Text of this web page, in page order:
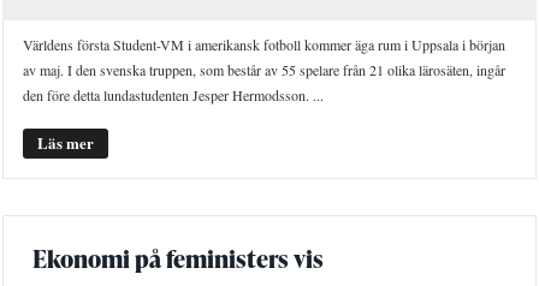
Världens första Student-VM i amerikansk fotboll kommer äga rum i Uppsala i början
av maj. I den svenska truppen, som består av 55 spelare från 21 olika lärosäten, ingår
den före detta lundastudenten Jesper Hermodsson. ...
Läs mer
Ekonomi på feministers vis